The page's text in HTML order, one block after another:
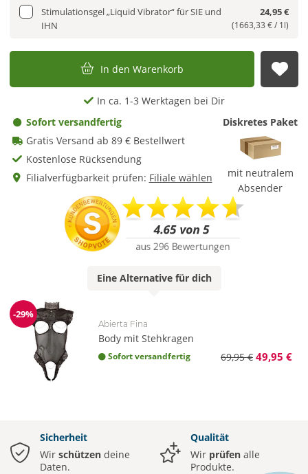
Stimulationsgel „Liquid Vibrator“ für SIE und
IHN
24,95 €
(1663,33 € / 1l)
In den Warenkorb
In ca. 1-3 Werktagen bei Dir
Sofort versandfertig
Gratis Versand ab 89 € Bestellwert
Kostenlose Rücksendung
Filialverfügbarkeit prüfen: Filiale wählen
Diskretes Paket
mit neutralem
Absender
Eine Alternativefür dich
Reduzierung
-29%
Abierta Fina
Body mit Stehkragen
Sofort versandfertig 69,95 € 49,95 €
Sicherheit
Wir schützen deine
Daten.
Qualität
Wir prüfen alle
Produkte.